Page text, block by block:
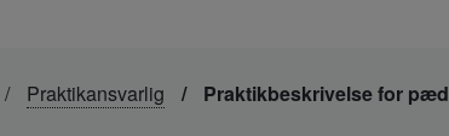
Praktikansvarlig Praktikbeskrivelse for